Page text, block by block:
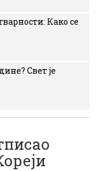
Како се
Свет је